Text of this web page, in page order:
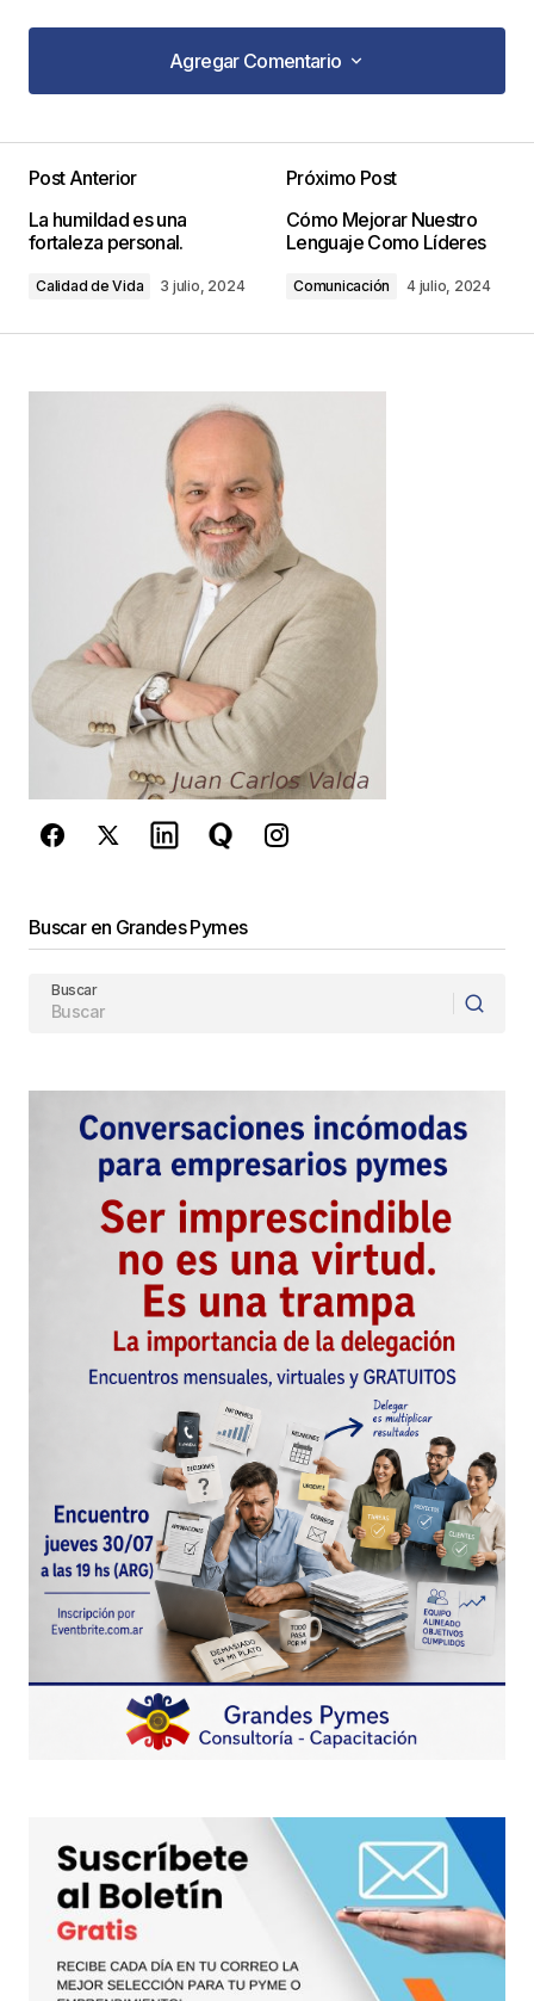
Agregar Comentario
Agregar Comentario
publicada. Los campos obligatorios están
marcados con
*
Guarda mi nombre, correo electrónico y web en
este navegador para la próxima vez que
comente.
Este sitio esta protegido por
reCAPTCHA y laPolítica de
privacidad y los Términos del servicio
Post Anterior
La humildad es una
fortaleza personal.
Calidad de Vida 3 julio, 2024
Próximo Post
Cómo Mejorar Nuestro
Lenguaje Como Líderes
Comunicación 4 julio, 2024
Buscar en Grandes Pymes
Buscar